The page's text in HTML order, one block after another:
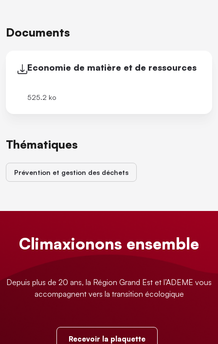
Documents
Economie de matière et de ressources
525.2 ko
Thématiques
Prévention et gestion des déchets
Climaxionons ensemble
Depuis plus de 20 ans, la Région Grand Est et l’ADEME vous
accompagnent vers la transition écologique
Recevoir la plaquette